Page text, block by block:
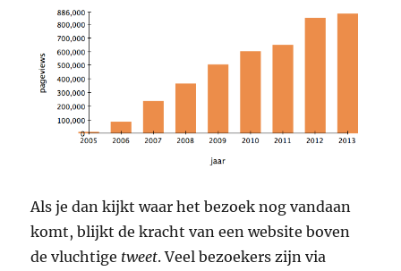
Als je dan kijkt waar het bezoek nog vandaan
komt, blijkt de kracht van een website boven
de vluchtige tweet. Veel bezoekers zijn via